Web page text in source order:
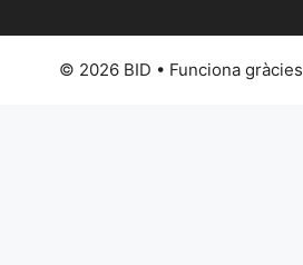
© 2026 BID • Funciona